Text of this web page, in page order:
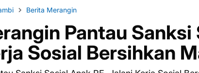
Berita Merangin
Pantau Sanksi
Sosial Bersihkan